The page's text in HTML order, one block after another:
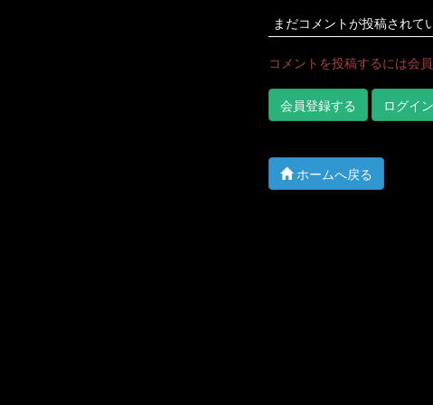
まだコメントが投稿されて
コメントを投稿するには会
会員登録する ログイ
ホームへ戻る